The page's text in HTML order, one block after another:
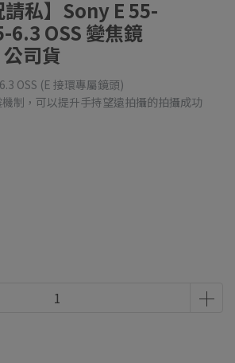
私】Sony E 55-
OSS 變焦鏡
司貨
OSS (E 接環專屬鏡頭)
制，可以提升手持望遠拍攝的拍攝成功